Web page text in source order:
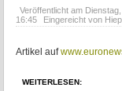
Veröffentlicht am
16:45
Eingereicht von Hiep
Artikel auf
WEITERLESEN: